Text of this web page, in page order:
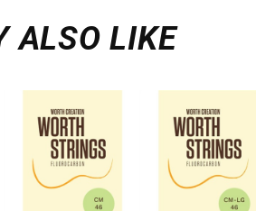
ALSO LIKE